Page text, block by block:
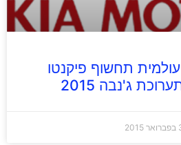
תחשוף פיקנטו
ג'נבה 2015
2015